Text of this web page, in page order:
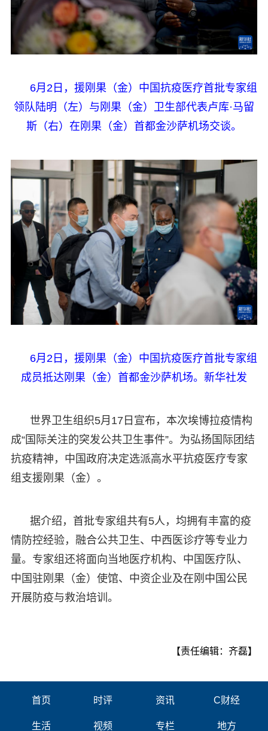
6月2日，援刚果（金）中国抗疫医疗首批专家组
领队陆明（左）与刚果（金）卫生部代表卢库·马留
斯（右）在刚果（金）首都金沙萨机场交谈。
6月2日，援刚果（金）中国抗疫医疗首批专家组
成员抵达刚果（金）首都金沙萨机场。新华社发
世界卫生组织5月17日宣布，本次埃博拉疫情构
成“国际关注的突发公共卫生事件”。为弘扬国际团结
抗疫精神，中国政府决定选派高水平抗疫医疗专家
组支援刚果（金）。
据介绍，首批专家组共有5人，均拥有丰富的疫
情防控经验，融合公共卫生、中西医诊疗等专业力
量。专家组还将面向当地医疗机构、中国医疗队、
中国驻刚果（金）使馆、中资企业及在刚中国公民
开展防疫与救治培训。
【责任编辑：齐磊】
首页 时评 资讯 C财经
生活 视频 专栏 地方